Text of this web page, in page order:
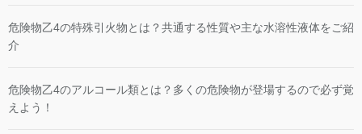
危険物乙4の特殊引火物とは？共通する性質や主な水溶性液体をご紹
介
危険物乙4のアルコール類とは？多くの危険物が登場するので必ず覚
えよう！